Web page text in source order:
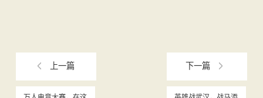
上一篇 下一篇